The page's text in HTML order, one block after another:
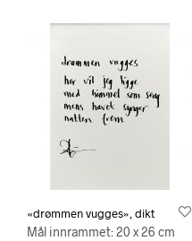
«drømmen vugges», dikt
Mål innrammet: 20 x 26 cm